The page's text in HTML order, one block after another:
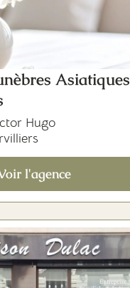
Asiatiques
Hugo
l'agence